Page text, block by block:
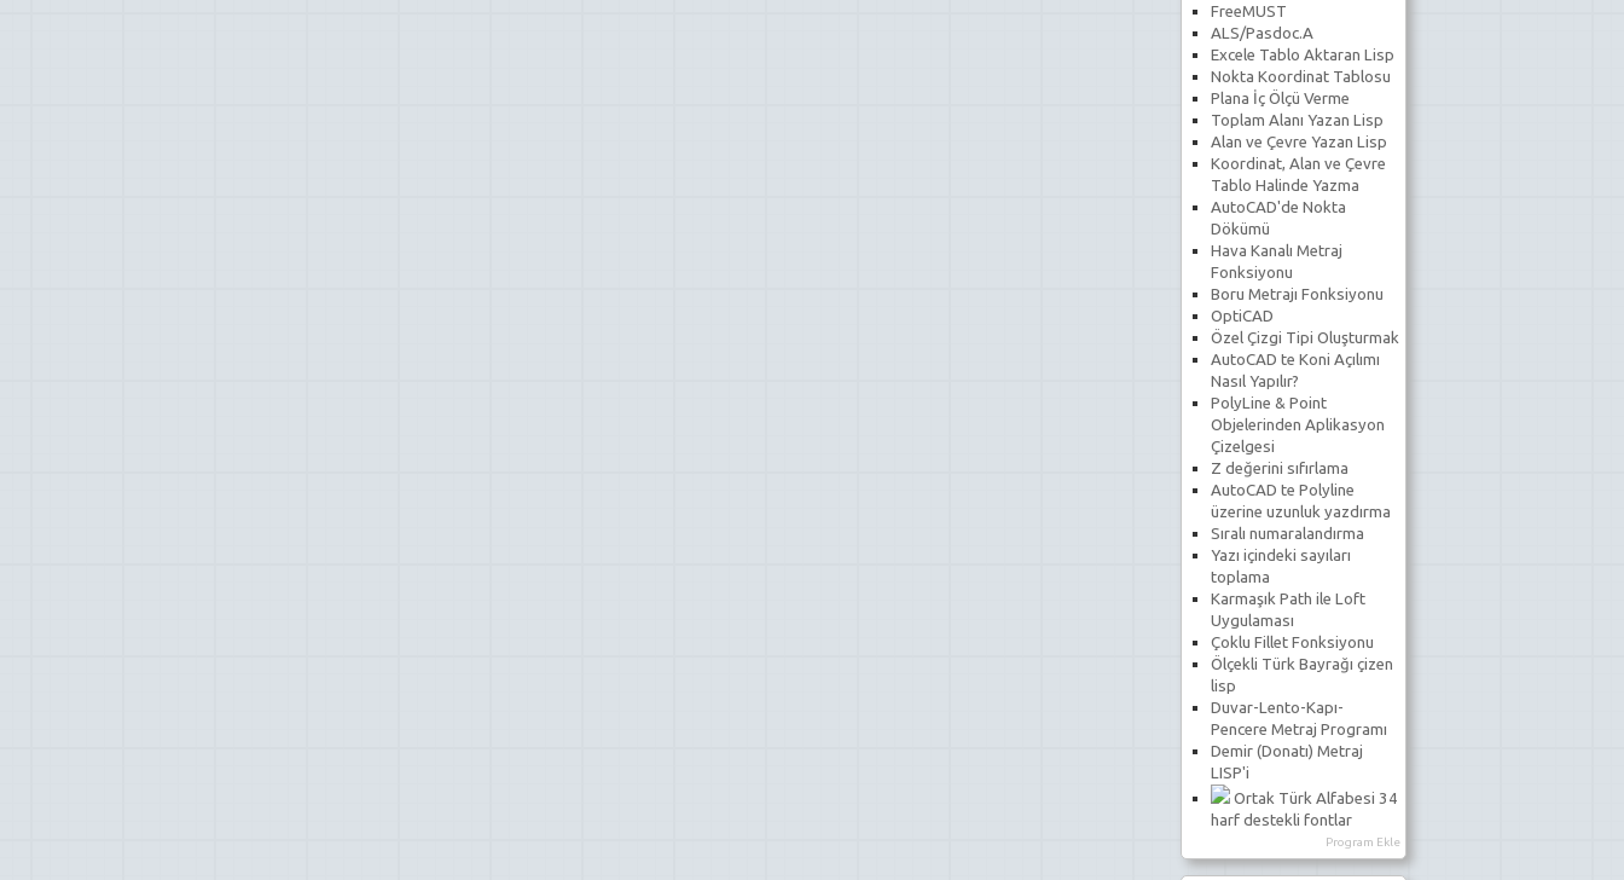
FreeMUST
ALS/Pasdoc.A
Excele Tablo Aktaran Lisp
Nokta Koordinat Tablosu
Plana İç Ölçü Verme
Toplam Alanı Yazan Lisp
Alan ve Çevre Yazan Lisp
Koordinat, Alan ve Çevre
Tablo Halinde Yazma
AutoCAD'de Nokta
Dökümü
Hava Kanalı Metraj
Fonksiyonu
Boru Metrajı Fonksiyonu
OptiCAD
Özel Çizgi Tipi Oluşturmak
AutoCAD te Koni Açılımı
Nasıl Yapılır?
PolyLine & Point
Objelerinden Aplikasyon
Çizelgesi
Z değerini sıfırlama
AutoCAD te Polyline
üzerine uzunluk yazdırma
Sıralı numaralandırma
Yazı içindeki sayıları
toplama
Karmaşık Path ile Loft
Uygulaması
Çoklu Fillet Fonksiyonu
Ölçekli Türk Bayrağı çizen
lisp
Duvar-Lento-Kapı-
Pencere Metraj Programı
Demir (Donatı) Metraj
LISP'i
Ortak Türk Alfabesi 34
harf destekli fontlar
Program Ekle